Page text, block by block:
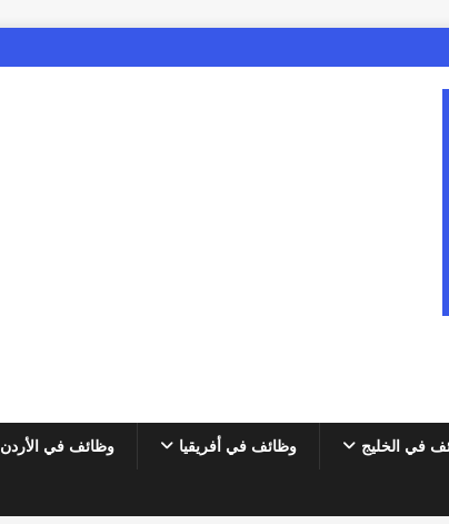
في الخليج وظائف في أفريقيا وظائف في الأردن